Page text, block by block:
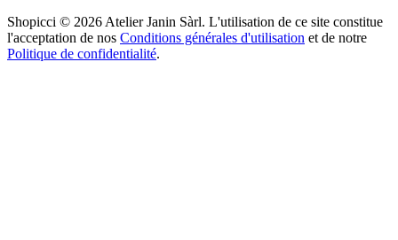
Shopicci © 2026 Atelier Janin Sàrl. L'utilisation de ce site constitue
l'acceptation de nos Conditions générales d'utilisation et de notre
Politique de confidentialité.